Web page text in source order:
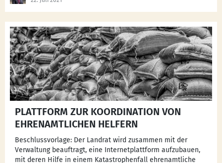
PLATTFORM ZUR KOORDINATION VON
EHRENAMTLICHEN HELFERN
Beschlussvorlage: Der Landrat wird zusammen mit der
Verwaltung beauftragt, eine Internetplattform aufzubauen,
mit deren Hilfe in einem Katastrophenfall ehrenamtliche